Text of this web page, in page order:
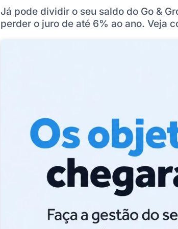
Já pode dividir o seu saldo do Go &
perder o juro de até 6% ao ano. Veja